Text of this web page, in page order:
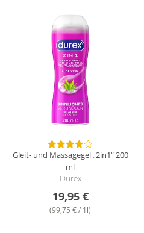
Gleit- und Massagegel „2in1“200
ml
Durex
19,95 €
(99,75 € / 1l)